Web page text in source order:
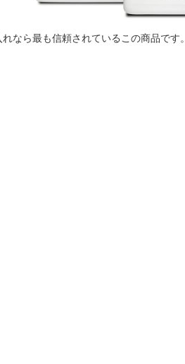
なら最も信頼されているこの商品です。